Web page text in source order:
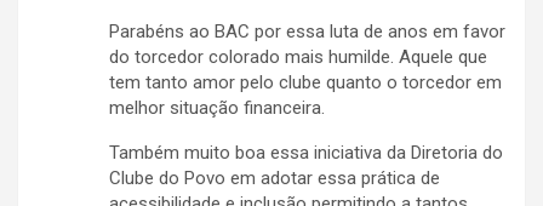
Parabéns ao BAC por essa luta de anos em favor
do torcedor colorado mais humilde. Aquele que
tem tanto amor pelo clube quanto o torcedor em
melhor situação financeira.
Também muito boa essa iniciativa da Diretoria do
Clube do Povo em adotar essa prática de